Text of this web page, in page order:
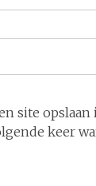
site opslaan
keer